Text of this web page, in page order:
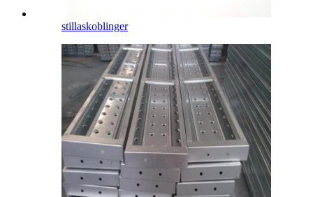
stillaskoblinger